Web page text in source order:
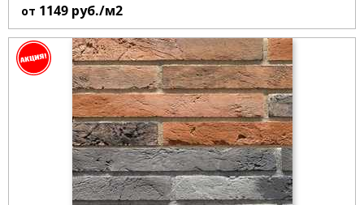
от 1149 руб./м2